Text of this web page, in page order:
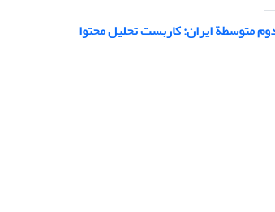
متوسطة ایران: کاربست تحلیل محتوا